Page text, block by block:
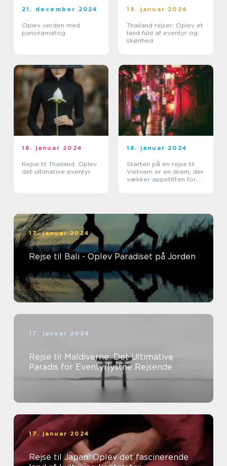
21. december 2024
Oplev verden med
panoramatog
18. januar 2024
Thailand rejser: Oplev et
land fuld af eventyr og
skønhed
18. januar 2024
Rejse til Thailand: Oplev
det ultimative eventyr
18. januar 2024
Starten på en rejse til
Vietnam er en drøm, der
vækker appetitten for
17. januar 2024
Rejse til Bali - Oplev Paradiset på Jorden
17. januar 2024
Rejse til Maldiverne: Det Ultimative
Paradis for Eventyrlystne Rejsende
17. januar 2024
Rejse til Japan: Oplev det fascinerende